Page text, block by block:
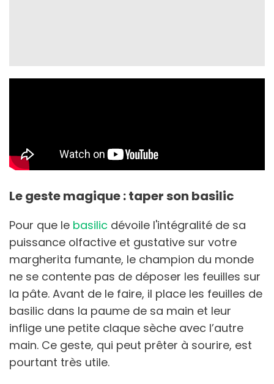
Le geste magique : taper son basilic
Pour que le basilic dévoile l'intégralité de sa
puissance olfactive et gustative sur votre
margherita fumante, le champion du monde
ne se contente pas de déposer les feuilles sur
la pâte. Avant de le faire, il place les feuilles de
basilic dans la paume de sa main et leur
inflige une petite claque sèche avec l’autre
main. Ce geste, qui peut prêter à sourire, est
pourtant très utile.